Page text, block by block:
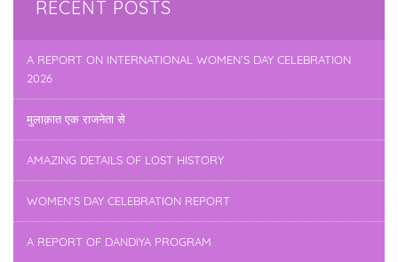
RECENT POSTS
A REPORT ON INTERNATIONAL WOMEN’S DAY CELEBRATION
2026
मुलाक़ात एक राजनेता से
AMAZING DETAILS OF LOST HISTORY
WOMEN’S DAY CELEBRATION REPORT
A REPORT OF DANDIYA PROGRAM